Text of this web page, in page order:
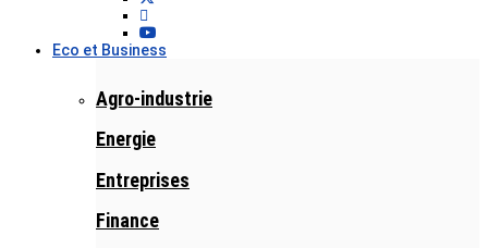
Eco et Business
Agro-industrie
Energie
Entreprises
Finance